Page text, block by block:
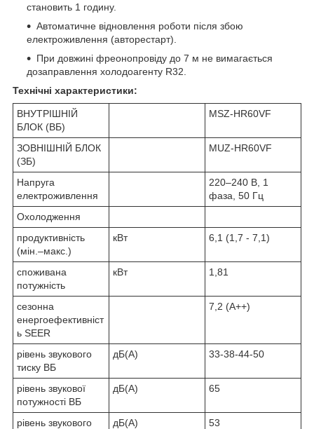
становить 1 годину.
Автоматичне відновлення роботи після збою
електроживлення (авторестарт).
При довжині фреонопровіду до 7 м не вимагається
дозаправлення холодоагенту R32.
Технічні характеристики:
ВНУТРІШНІЙ
БЛОК (ВБ)
MSZ-HR60VF
ЗОВНІШНІЙ БЛОК
(ЗБ)
MUZ-HR60VF
Напруга
електроживлення
220–240 B, 1
фаза, 50 Гц
Охолодження
продуктивність
(мін.–макс.)
кВт 6,1 (1,7 - 7,1)
споживана
потужність
кВт 1,81
сезонна
енергоефективніст
ь SEER
7,2 (A++)
рівень звукового
тиску ВБ
дБ(А) 33-38-44-50
рівень звукової
потужності ВБ
дБ(А) 65
рівень звукового
дБ(А) 53